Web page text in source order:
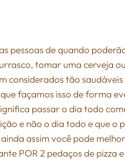
pessoas de quando
tomar uma cerveja
considerados tão
façamos isso de forma
passar o dia todo
e não o dia todo e que
assim você pode
POR 2 pedaços de pizza